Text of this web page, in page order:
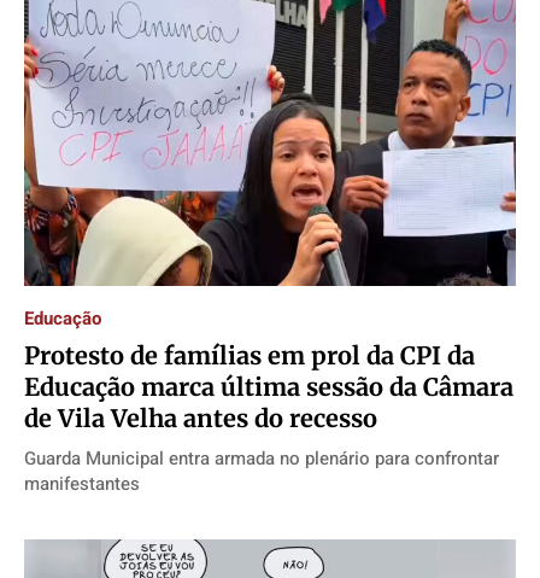
Educação
Protesto de famílias em prol da CPI da
Educação marca última sessão da Câmara
de Vila Velha antes do recesso
Guarda Municipal entra armada no plenário para confrontar
manifestantes